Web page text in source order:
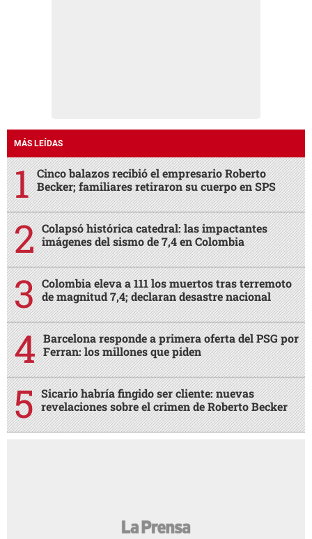
MÁS LEÍDAS
Cinco balazos recibió el empresario Roberto
Becker; familiares retiraron su cuerpo en SPS
Colapsó histórica catedral: las impactantes
imágenes del sismo de 7,4 en Colombia
Colombia eleva a 111 los muertos tras terremoto
de magnitud 7,4; declaran desastre nacional
Barcelona responde a primera oferta del PSG por
Ferran: los millones que piden
Sicario habría fingido ser cliente: nuevas
revelaciones sobre el crimen de Roberto Becker